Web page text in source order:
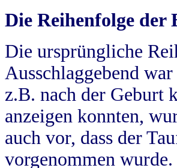
Die Reihenfolge der
Die ursprüngliche
Ausschlaggebend
z.B. nach der Geburt
anzeigen konnten,
auch vor, dass der
vorgenommen